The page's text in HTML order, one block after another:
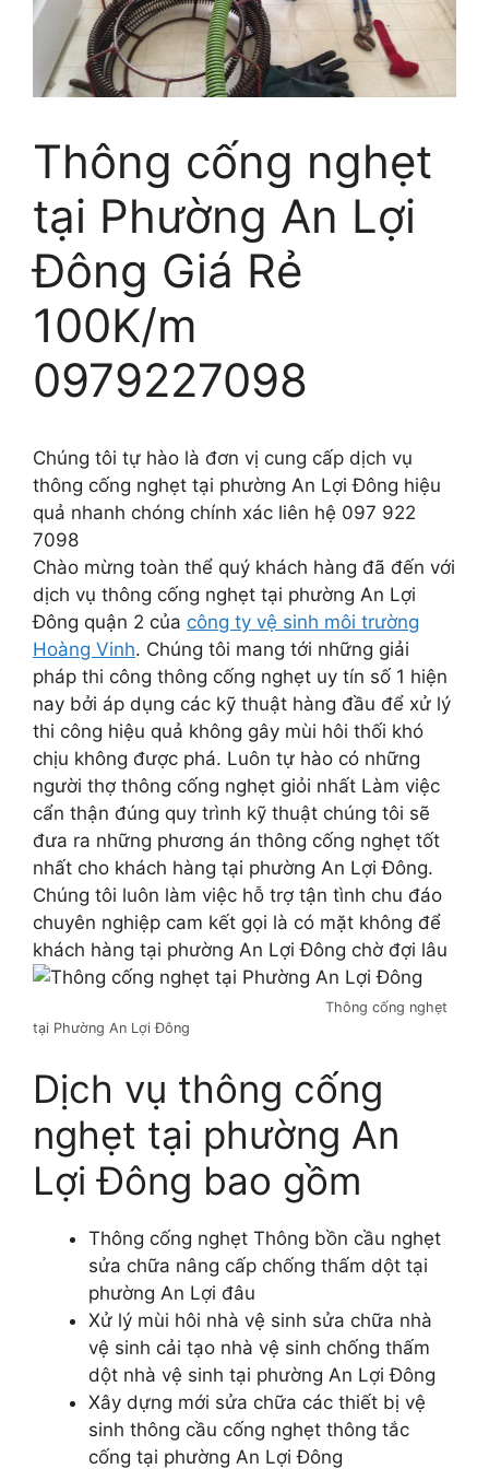
Thông cống nghẹt
tại Phường An Lợi
Đông Giá Rẻ
100K/m
0979227098
Chúng tôi tự hào là đơn vị cung cấp dịch vụ
thông cống nghẹt tại phường An Lợi Đông hiệu
quả nhanh chóng chính xác liên hệ 097 922
7098
Chào mừng toàn thể quý khách hàng đã đến với
dịch vụ thông cống nghẹt tại phường An Lợi
Đông quận 2 của công ty vệ sinh môi trường
Hoàng Vinh. Chúng tôi mang tới những giải
pháp thi công thông cống nghẹt uy tín số 1 hiện
nay bởi áp dụng các kỹ thuật hàng đầu để xử lý
thi công hiệu quả không gây mùi hôi thối khó
chịu không được phá. Luôn tự hào có những
người thợ thông cống nghẹt giỏi nhất Làm việc
cẩn thận đúng quy trình kỹ thuật chúng tôi sẽ
đưa ra những phương án thông cống nghẹt tốt
nhất cho khách hàng tại phường An Lợi Đông.
Chúng tôi luôn làm việc hỗ trợ tận tình chu đáo
chuyên nghiệp cam kết gọi là có mặt không để
khách hàng tại phường An Lợi Đông chờ đợi lâu
Thông cống nghẹt
tại Phường An Lợi Đông
Dịch vụ thông cống
nghẹt tại phường An
Lợi Đông bao gồm
Thông cống nghẹt Thông bồn cầu nghẹt
sửa chữa nâng cấp chống thấm dột tại
phường An Lợi đâu
Xử lý mùi hôi nhà vệ sinh sửa chữa nhà
vệ sinh cải tạo nhà vệ sinh chống thấm
dột nhà vệ sinh tại phường An Lợi Đông
Xây dựng mới sửa chữa các thiết bị vệ
sinh thông cầu cống nghẹt thông tắc
cống tại phường An Lợi Đông